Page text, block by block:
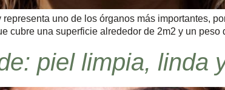
uno de los órganos más importantes,
cubre una superficie alrededor de 2m2 y un
piel limpia, linda